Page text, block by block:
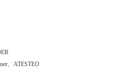
、 ATESTEO